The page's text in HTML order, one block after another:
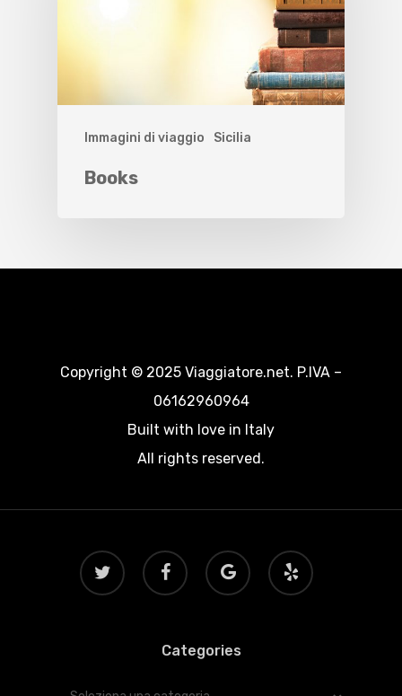
Immagini di viaggio Sicilia
Books
Copyright © 2025 Viaggiatore.net. P.IVA –
06162960964
Built with love in Italy
All rights reserved.
twitter facebook
google-
plus
yelp
Categories
Categories